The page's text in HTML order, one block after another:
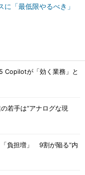
「最低限やるべき」
が「効く業務」と
若手は“アナログな現
負担増」 9割が陥る“内